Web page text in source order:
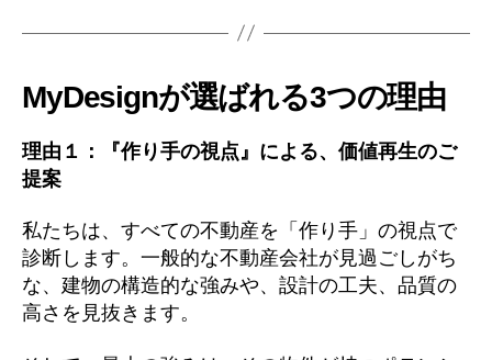
MyDesignが選ばれる3つの理由
理由１：『作り手の視点』による、価値再生のご
提案
私たちは、すべての不動産を「作り手」の視点で
診断します。一般的な不動産会社が見過ごしがち
な、建物の構造的な強みや、設計の工夫、品質の
高さを見抜きます。